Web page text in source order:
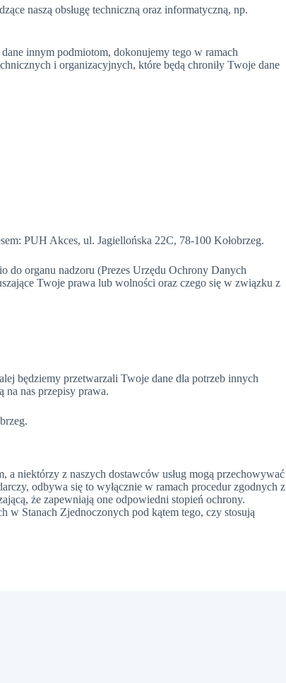
naszą obsługę techniczną oraz informatyczną, np.
innym podmiotom, dokonujemy tego w ramach
i organizacyjnych, które będą chroniły Twoje dane
PUH Akces, ul. Jagiellońska 22C, 78-100 Kołobrzeg.
do organu nadzoru (Prezes Urzędu Ochrony Danych
Twoje prawa lub wolności oraz czego się w związku z
będziemy przetwarzali Twoje dane dla potrzeb innych
na nas przepisy prawa.
a niektórzy z naszych dostawców usług mogą przechowywać
odbywa się to wyłącznie w ramach procedur zgodnych z
że zapewniają one odpowiedni stopień ochrony.
w Stanach Zjednoczonych pod kątem tego, czy stosują